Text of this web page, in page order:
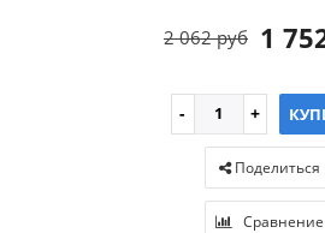
1
2 062 руб
Поделиться
Сравнение